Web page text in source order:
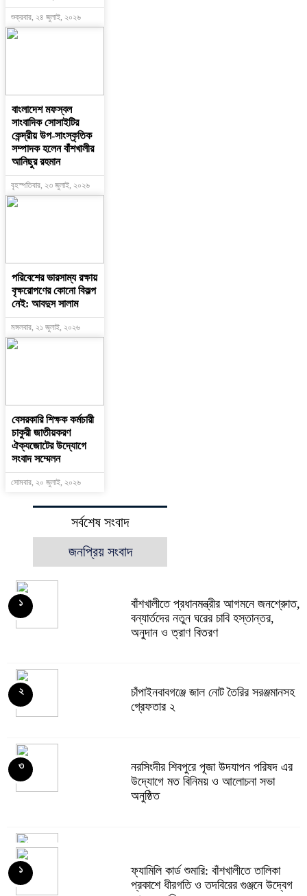
শুক্রবার, ২৪ জুলাই, ২০২৬
বাংলাদেশ মফস্বল
সাংবাদিক সোসাইটির
কেন্দ্রীয় উপ-সাংস্কৃতিক
সম্পাদক হলেন বাঁশখালীর
আনিছুর রহমান
বৃহস্পতিবার, ২৩ জুলাই, ২০২৬
পরিবেশের ভারসাম্য রক্ষায়
বৃক্ষরোপণের কোনো বিকল্প
নেই: আবদুস সালাম
মঙ্গলবার, ২১ জুলাই, ২০২৬
বেসরকারি শিক্ষক কর্মচারী
চাকুরী জাতীয়করণ
ঐক্যজোটের উদ্যোগে
সংবাদ সম্মেলন
সোমবার, ২০ জুলাই, ২০২৬
সর্বশেষ সংবাদ
জনপ্রিয় সংবাদ
বাঁশখালীতে প্রধানমন্ত্রীর আগমনে জনশ্রুোত,
বন্যার্তদের নতুন ঘরের চাবি হস্তান্তর,
অনুদান ও ত্রাণ বিতরণ
১
চাঁপাইনবাবগঞ্জে জাল নোট তৈরির সরঞ্জমানসহ
গ্রেফতার ২
২
নরসিংদীর শিবপুরে পূজা উদযাপন পরিষদ এর
উদ্যোগে মত বিনিময় ও আলোচনা সভা
অনুষ্ঠিত
৩
চড়ে ভীমরুলির পেয়ারা বাগান পরিদর্শন
৪
ফ্যামিলি কার্ড শুমারি: বাঁশখালীতে তালিকা
প্রকাশে ধীরগতি ও তদবিরের গুঞ্জনে উদ্বেগ
১